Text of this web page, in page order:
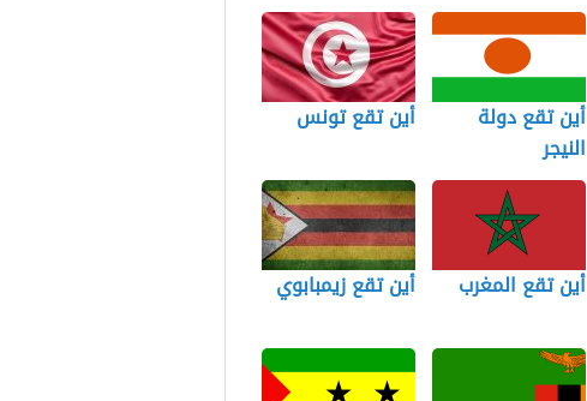
أين تقع دولة
النيجر
أين تقع تونس
أين تقع المغرب أين تقع زيمبابوي